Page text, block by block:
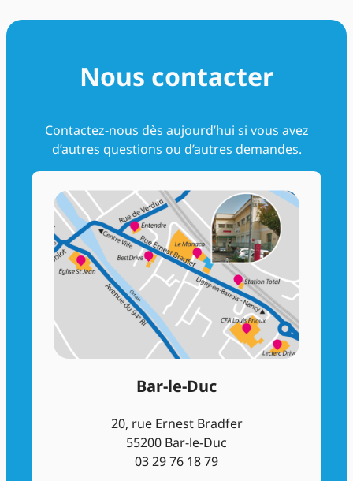
Nous contacter
Contactez-nous dès aujourd’hui si vous avez
d’autres questions ou d’autres demandes.
Bar-le-Duc
20, rue Ernest Bradfer
55200 Bar-le-Duc
03 29 76 18 79